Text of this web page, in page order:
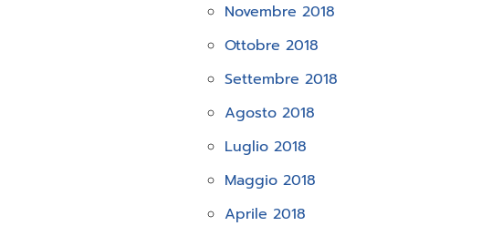
Novembre 2018
Ottobre 2018
Settembre 2018
Agosto 2018
Luglio 2018
Maggio 2018
Aprile 2018